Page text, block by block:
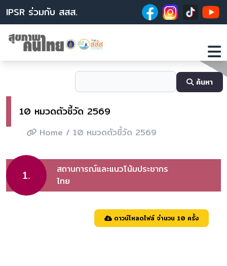
IPSR ร่วมกับ สสส.
ค้นหา
10 หมวดตัวชี้วัด 2569
Home / 10 หมวดตัวชี้วัด 2569
1.
สถานการณ์และแนวโน้มประชากร
ไทย
ดาวน์โหลดไฟล์ จำนวน 10 ครั้ง